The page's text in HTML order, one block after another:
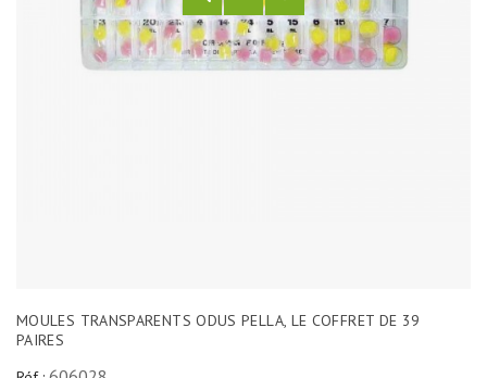
MOULES TRANSPARENTS ODUS PELLA, LE COFFRET DE 39
PAIRES